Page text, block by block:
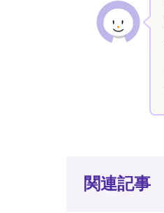
関連記事